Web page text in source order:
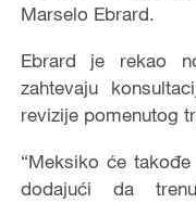
Marselo Ebrard.
Ebrard je rekao
zahtevaju
revizije pomenutog
“Meksiko će
dodajući da